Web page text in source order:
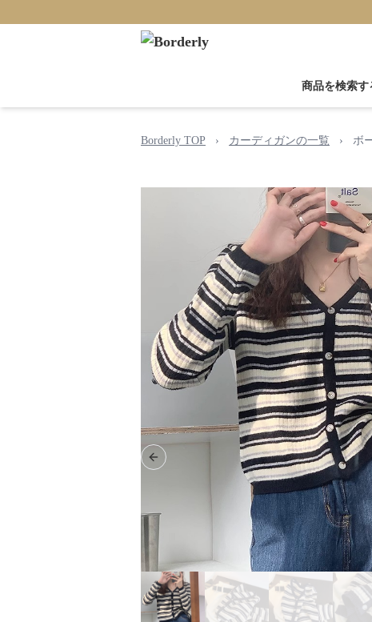
商品を検索す
Borderly TOP › カーディガンの一覧 › ボ
Previous slide